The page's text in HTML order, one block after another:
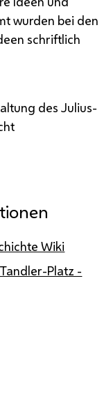
wurden bei den
schriftlich
des Julius-
Wiki
Platz -